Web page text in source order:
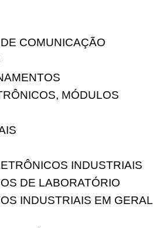
COMUNICAÇÃO
MÓDULOS
INDUSTRIAIS
DE LABORATÓRIO
INDUSTRIAIS EM GERAL